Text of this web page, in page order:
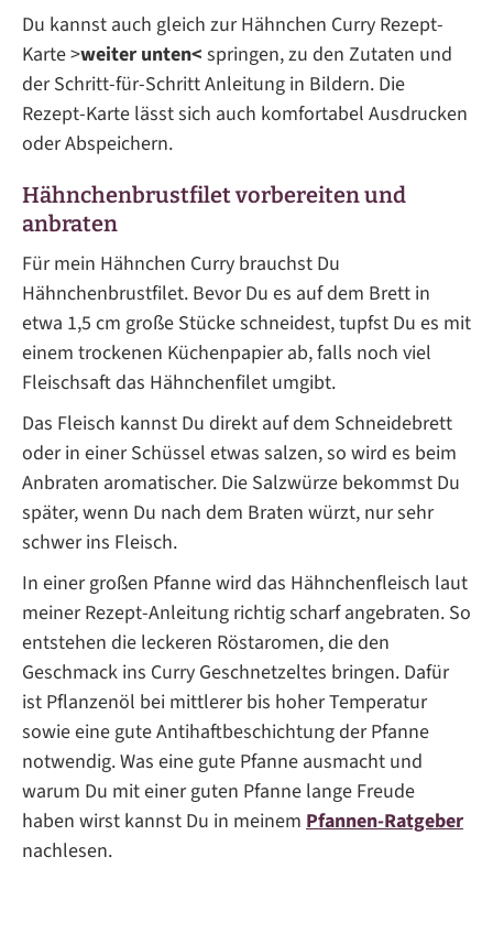
Du kannst auch gleich zur Hähnchen Curry Rezept-
Karte >weiter unten< springen, zu den Zutaten und
der Schritt-für-Schritt Anleitung in Bildern. Die
Rezept-Karte lässt sich auch komfortabel Ausdrucken
oder Abspeichern.
Hähnchenbrustfilet vorbereiten und
anbraten
Für mein Hähnchen Curry brauchst Du
Hähnchenbrustfilet. Bevor Du es auf dem Brett in
etwa 1,5 cm große Stücke schneidest, tupfst Du es mit
einem trockenen Küchenpapier ab, falls noch viel
Fleischsaft das Hähnchenfilet umgibt.
Das Fleisch kannst Du direkt auf dem Schneidebrett
oder in einer Schüssel etwas salzen, so wird es beim
Anbraten aromatischer. Die Salzwürze bekommst Du
später, wenn Du nach dem Braten würzt, nur sehr
schwer ins Fleisch.
In einer großen Pfanne wird das Hähnchenfleisch laut
meiner Rezept-Anleitung richtig scharf angebraten. So
entstehen die leckeren Röstaromen, die den
Geschmack ins Curry Geschnetzeltes bringen. Dafür
ist Pflanzenöl bei mittlerer bis hoher Temperatur
sowie eine gute Antihaftbeschichtung der Pfanne
notwendig. Was eine gute Pfanne ausmacht und
warum Du mit einer guten Pfanne lange Freude
haben wirst kannst Du in meinem Pfannen-Ratgeber
nachlesen.